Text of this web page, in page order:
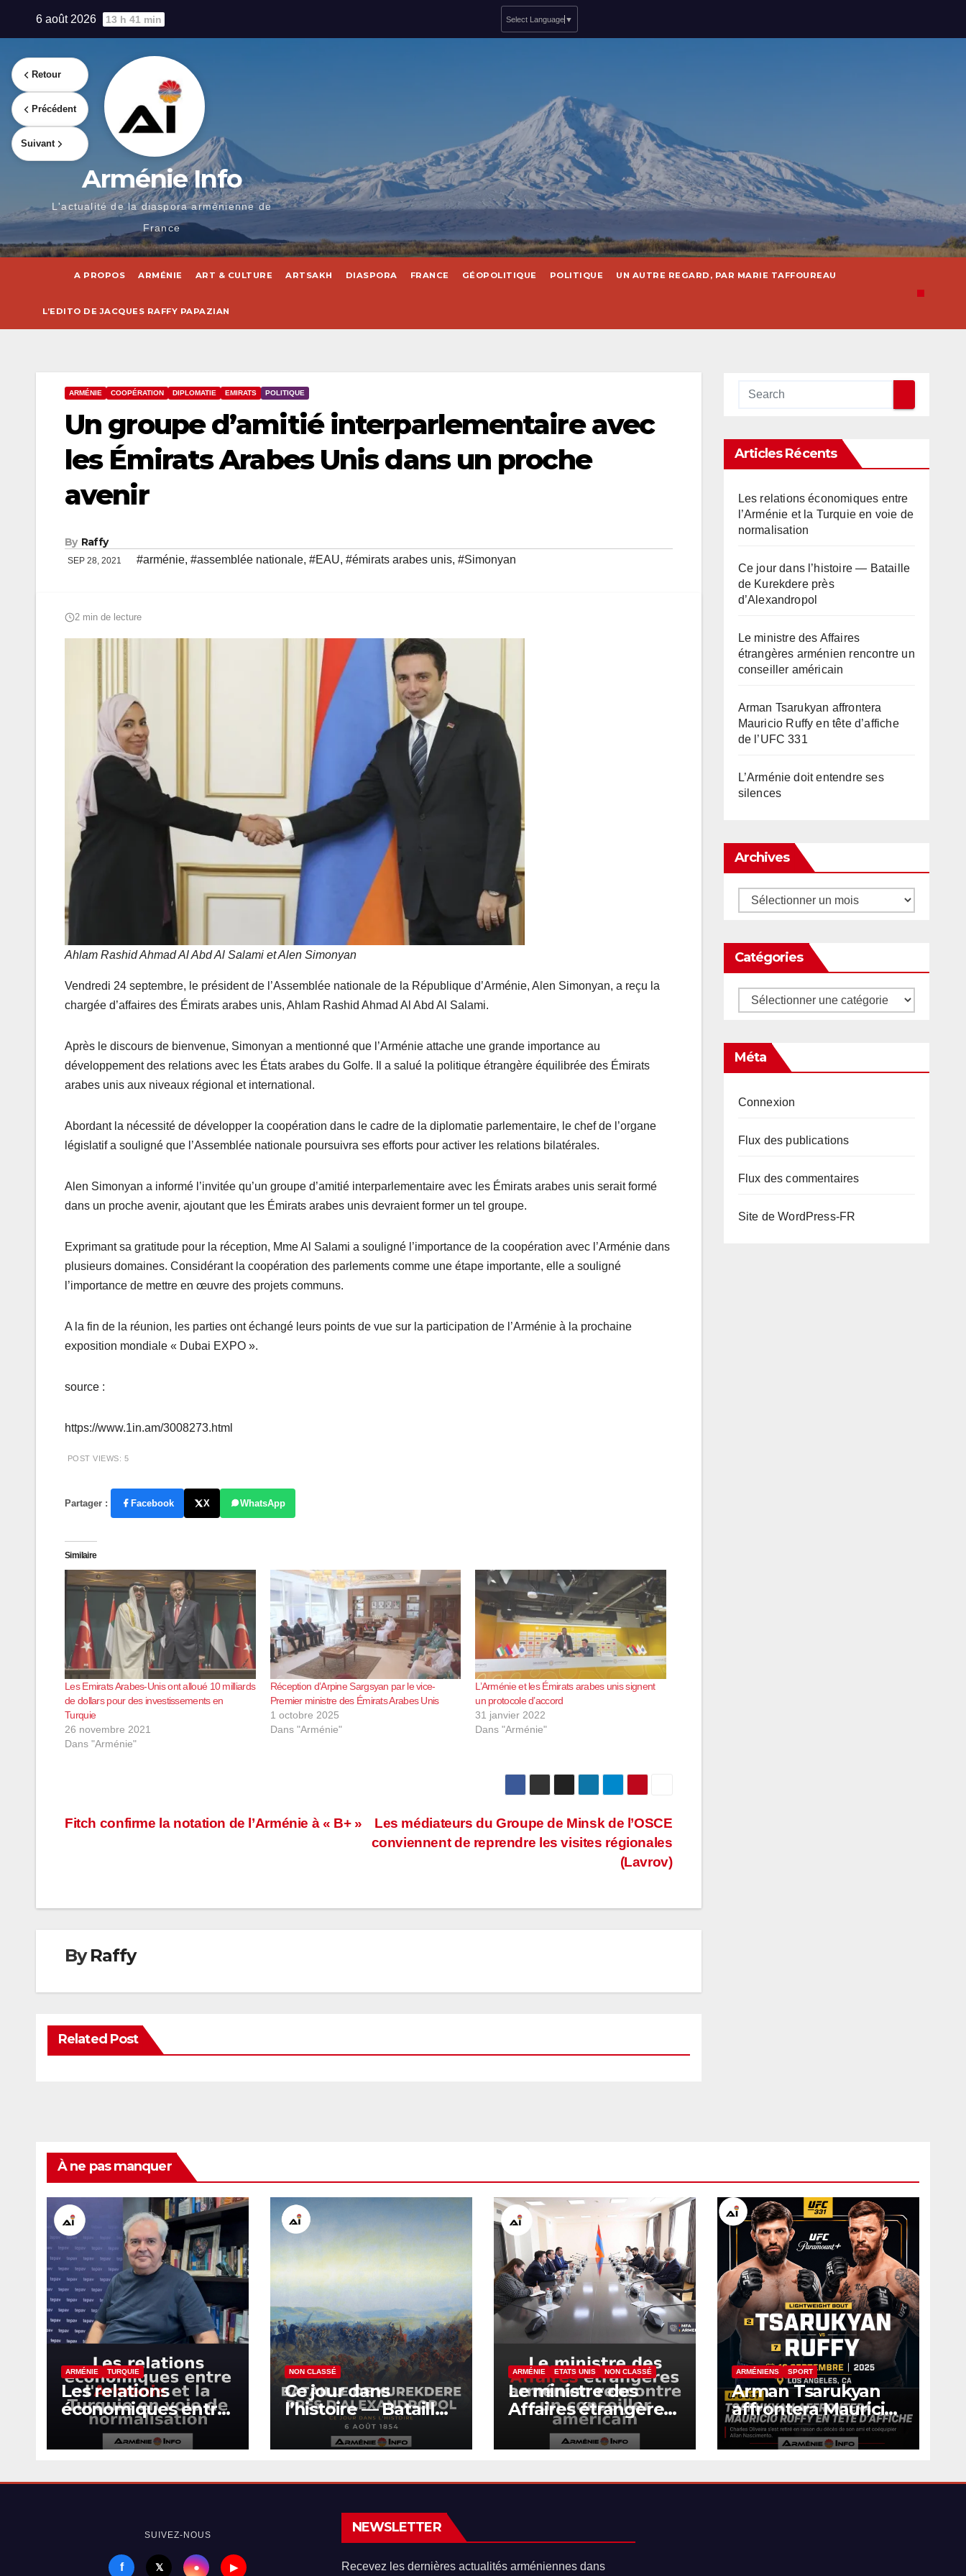
6 août 2026 13 h 41 min Select Language ▼
Arménie Info
L'actualité de la diaspora arménienne de
France
A PROPOS ARMÉNIE ART & CULTURE ARTSAKH DIASPORA FRANCE GÉOPOLITIQUE POLITIQUE UN AUTRE REGARD, PAR MARIE TAFFOUREAU
L’EDITO DE JACQUES RAFFY PAPAZIAN
ARMÉNIE COOPÉRATION DIPLOMATIE EMIRATS POLITIQUE
Un groupe d’amitié interparlementaire avec
les Émirats Arabes Unis dans un proche
avenir
By Raffy
SEP 28, 2021 #arménie, #assemblée nationale, #EAU, #émirats arabes unis, #Simonyan
2 min de lecture
Ahlam Rashid Ahmad Al Abd Al Salami et Alen Simonyan
Vendredi 24 septembre, le président de l’Assemblée nationale de la République d’Arménie, Alen Simonyan, a reçu la
chargée d’affaires des Émirats arabes unis, Ahlam Rashid Ahmad Al Abd Al Salami.
Après le discours de bienvenue, Simonyan a mentionné que l’Arménie attache une grande importance au
développement des relations avec les États arabes du Golfe. Il a salué la politique étrangère équilibrée des Émirats
arabes unis aux niveaux régional et international.
Abordant la nécessité de développer la coopération dans le cadre de la diplomatie parlementaire, le chef de l’organe
législatif a souligné que l’Assemblée nationale poursuivra ses efforts pour activer les relations bilatérales.
Alen Simonyan a informé l’invitée qu’un groupe d’amitié interparlementaire avec les Émirats arabes unis serait formé
dans un proche avenir, ajoutant que les Émirats arabes unis devraient former un tel groupe.
Exprimant sa gratitude pour la réception, Mme Al Salami a souligné l’importance de la coopération avec l’Arménie dans
plusieurs domaines. Considérant la coopération des parlements comme une étape importante, elle a souligné
l’importance de mettre en œuvre des projets communs.
A la fin de la réunion, les parties ont échangé leurs points de vue sur la participation de l’Arménie à la prochaine
exposition mondiale « Dubai EXPO ».
source :
https://www.1in.am/3008273.html
POST VIEWS: 5
Partager : Facebook X WhatsApp
Similaire
Les Emirats Arabes-Unis ont alloué 10 milliards
de dollars pour des investissements en
Turquie
26 novembre 2021
Dans "Arménie"
Réception d’Arpine Sargsyan par le vice-
Premier ministre des Émirats Arabes Unis
1 octobre 2025
Dans "Arménie"
L’Arménie et les Émirats arabes unis signent
un protocole d’accord
31 janvier 2022
Dans "Arménie"
Navigation
Les médiateurs du Groupe de Minsk de l’OSCE
conviennent de reprendre les visites régionales
(Lavrov)
Fitch confirme la notation de l’Arménie à « B+ »
ByRaffy
Related Post
Articles Récents
Les relations économiques entre
l’Arménie et la Turquie en voie de
normalisation
Ce jour dans l’histoire — Bataille
de Kurekdere près
d’Alexandropol
Le ministre des Affaires
étrangères arménien rencontre un
conseiller américain
Arman Tsarukyan affrontera
Mauricio Ruffy en tête d’affiche
de l’UFC 331
L’Arménie doit entendre ses
silences
Archives
Archives
Catégories
Catégories
Méta
Connexion
Flux des publications
Flux des commentaires
Site de WordPress-FR
À ne pas manquer
ARMÉNIE TURQUIE
Les relations
économiques entre
l’Arménie et la
Turquie en voie de
NON CLASSÉ
Ce jour dans
l’histoire — Bataille
de Kurekdere près
d’Alexandropol
ARMÉNIE ETATS UNIS NON CLASSÉ
Le ministre des
Affaires étrangères
arménien rencontre
un conseiller
ARMÉNIENS SPORT
Arman Tsarukyan
affrontera Mauricio
Ruffy en tête
d’affiche de l’UFC
SUIVEZ-NOUS
f 𝕏 ● ▶
NEWSLETTER
Recevez les dernières actualités arméniennes dans
Retour
Précédent
Suivant